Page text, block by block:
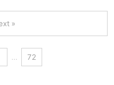
… 72
»